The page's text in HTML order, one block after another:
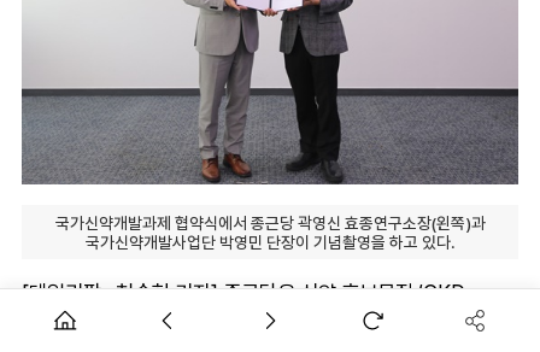
국가신약개발과제 협약식에서 종근당 곽영신 효종연구소장(왼쪽)과
국가신약개발사업단 박영민 단장이 기념촬영을 하고 있다.
[데일리팜=천승현 기자] 종근당은 신약 후보물질 ‘CKD-
ADC’가 국가신약개발사업단의 ‘글로벌 진출 및 파트너링 촉진